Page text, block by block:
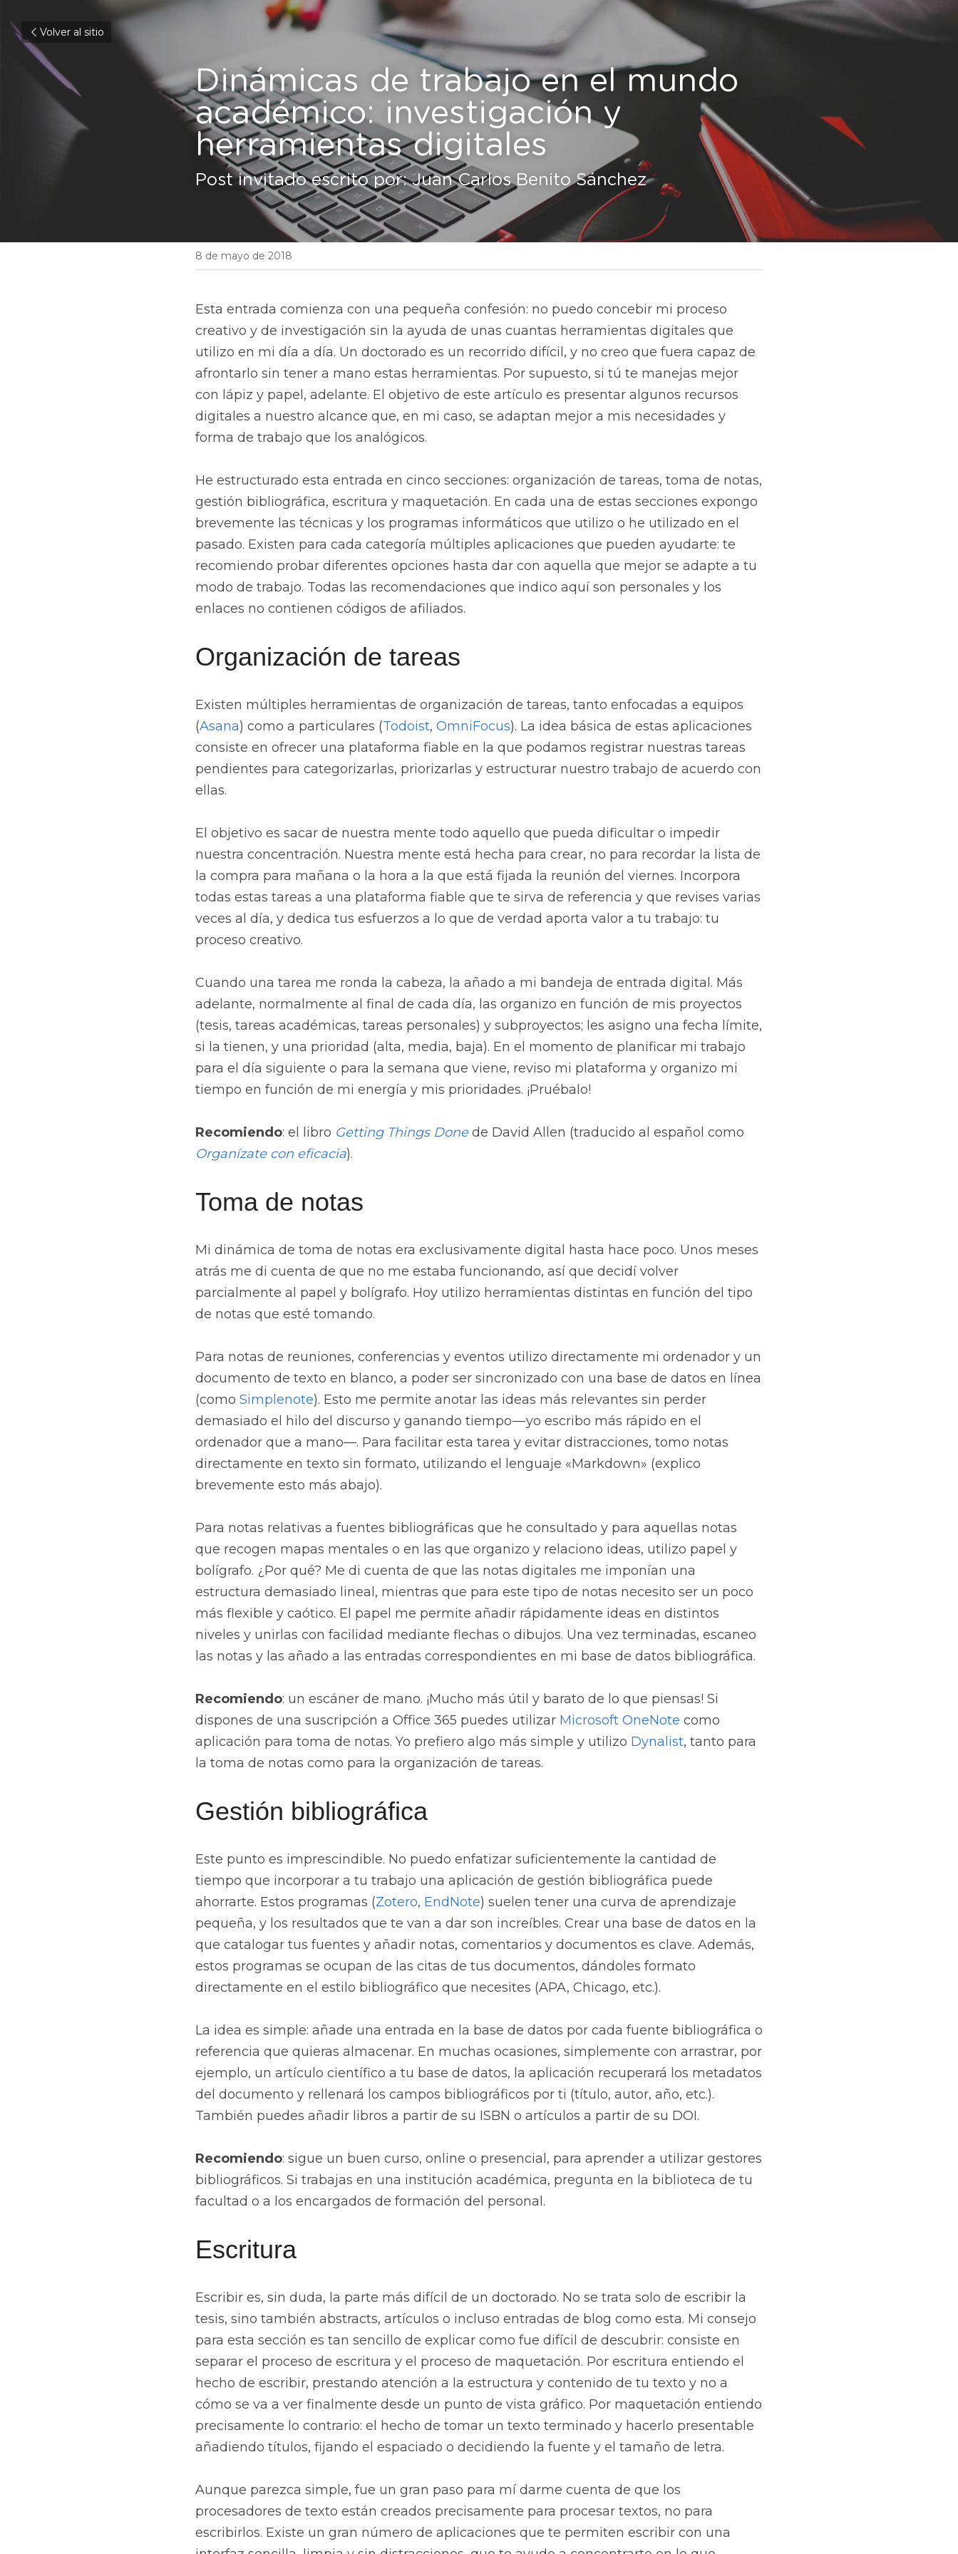
Volver al sitio
Dinámicas de trabajo en el mundo
académico: investigación y
herramientas digitales
Post invitado escrito por: Juan Carlos Benito Sánchez
8 de mayo de 2018
Esta entrada comienza con una pequeña confesión: no puedo concebir mi proceso
creativo y de investigación sin la ayuda de unas cuantas herramientas digitales que
utilizo en mi día a día. Un doctorado es un recorrido difícil, y no creo que fuera capaz de
afrontarlo sin tener a mano estas herramientas. Por supuesto, si tú te manejas mejor
con lápiz y papel, adelante. El objetivo de este artículo es presentar algunos recursos
digitales a nuestro alcance que, en mi caso, se adaptan mejor a mis necesidades y
forma de trabajo que los analógicos.
He estructurado esta entrada en cinco secciones: organización de tareas, toma de notas,
gestión bibliográfica, escritura y maquetación. En cada una de estas secciones expongo
brevemente las técnicas y los programas informáticos que utilizo o he utilizado en el
pasado. Existen para cada categoría múltiples aplicaciones que pueden ayudarte: te
recomiendo probar diferentes opciones hasta dar con aquella que mejor se adapte a tu
modo de trabajo. Todas las recomendaciones que indico aquí son personales y los
enlaces no contienen códigos de afiliados.
Organización de tareas
Existen múltiples herramientas de organización de tareas, tanto enfocadas a equipos
(Asana) como a particulares (Todoist, OmniFocus). La idea básica de estas aplicaciones
consiste en ofrecer una plataforma fiable en la que podamos registrar nuestras tareas
pendientes para categorizarlas, priorizarlas y estructurar nuestro trabajo de acuerdo con
ellas.
El objetivo es sacar de nuestra mente todo aquello que pueda dificultar o impedir
nuestra concentración. Nuestra mente está hecha para crear, no para recordar la lista de
la compra para mañana o la hora a la que está fijada la reunión del viernes. Incorpora
todas estas tareas a una plataforma fiable que te sirva de referencia y que revises varias
veces al día, y dedica tus esfuerzos a lo que de verdad aporta valor a tu trabajo: tu
proceso creativo.
Cuando una tarea me ronda la cabeza, la añado a mi bandeja de entrada digital. Más
adelante, normalmente al final de cada día, las organizo en función de mis proyectos
(tesis, tareas académicas, tareas personales) y subproyectos; les asigno una fecha límite,
si la tienen, y una prioridad (alta, media, baja). En el momento de planificar mi trabajo
para el día siguiente o para la semana que viene, reviso mi plataforma y organizo mi
tiempo en función de mi energía y mis prioridades. ¡Pruébalo!
Recomiendo: el libro Getting Things Done
Organízate con eficacia).
Toma de notas
Mi dinámica de toma de notas era exclusivamente digital hasta hace poco. Unos meses
atrás me di cuenta de que no me estaba funcionando, así que decidí volver
parcialmente al papel y bolígrafo. Hoy utilizo herramientas distintas en función del tipo
de notas que esté tomando.
Para notas de reuniones, conferencias y eventos utilizo directamente mi ordenador y un
documento de texto en blanco, a poder ser sincronizado con una base de datos en línea
(como Simplenote). Esto me permite anotar las ideas más relevantes sin perder
demasiado el hilo del discurso y ganando tiempo — yo escribo más rápido en el
ordenador que a mano—. Para facilitar esta tarea y evitar distracciones, tomo notas
directamente en texto sin formato, utilizando el lenguaje «Markdown» (explico
brevemente esto más abajo).
Para notas relativas a fuentes bibliográficas que he consultado y para aquellas notas
que recogen mapas mentales o en las que organizo y relaciono ideas, utilizo papel y
bolígrafo. ¿Por qué? Me di cuenta de que las notas digitales me imponían una
estructura demasiado lineal, mientras que para este tipo de notas necesito ser un poco
más flexible y caótico. El papel me permite añadir rápidamente ideas en distintos
niveles y unirlas con facilidad mediante flechas o dibujos. Una vez terminadas, escaneo
las notas y las añado a las entradas correspondientes en mi base de datos bibliográfica.
Recomiendo: un escáner de mano. ¡Mucho más útil y barato de lo que piensas! Si
dispones de una suscripción a Office 365 puedes utilizar Microsoft OneNote como
aplicación para toma de notas. Yo prefiero algo más simple y utilizo Dynalist, tanto para
la toma de notas como para la organización de tareas.
Gestión bibliográfica
Este punto es imprescindible. No puedo enfatizar suficientemente la cantidad de
tiempo que incorporar a tu trabajo una aplicación de gestión bibliográfica puede
ahorrarte. Estos programas (Zotero, EndNote) suelen tener una curva de aprendizaje
pequeña, y los resultados que te van a dar son increíbles. Crear una base de datos en la
que catalogar tus fuentes y añadir notas, comentarios y documentos es clave. Además,
estos programas se ocupan de las citas de tus documentos, dándoles formato
directamente en el estilo bibliográfico que necesites (APA, Chicago, etc.).
La idea es simple: añade una entrada en la base de datos por cada fuente bibliográfica o
referencia que quieras almacenar. En muchas ocasiones, simplemente con arrastrar, por
ejemplo, un artículo científico a tu base de datos, la aplicación recuperará los metadatos
del documento y rellenará los campos bibliográficos por ti (título, autor, año, etc.).
También puedes añadir libros a partir de su ISBN o artículos a partir de su DOI.
Recomiendo: sigue un buen curso, online o presencial, para aprender a utilizar gestores
bibliográficos. Si trabajas en una institución académica, pregunta en la biblioteca de tu
facultad o a los encargados de formación del personal.
Escritura
Escribir es, sin duda, la parte más difícil de un doctorado. No se trata solo de escribir la
tesis, sino también abstracts, artículos o incluso entradas de blog como esta. Mi consejo
para esta sección es tan sencillo de explicar como fue difícil de descubrir: consiste en
separar el proceso de escritura y el proceso de maquetación. Por escritura entiendo el
hecho de escribir, prestando atención a la estructura y contenido de tu texto y no a
cómo se va a ver finalmente desde un punto de vista gráfico. Por maquetación entiendo
precisamente lo contrario: el hecho de tomar un texto terminado y hacerlo presentable
añadiendo títulos, fijando el espaciado o decidiendo la fuente y el tamaño de letra.
Aunque parezca simple, fue un gran paso para mí darme cuenta de que los
procesadores de texto están creados precisamente para procesar textos, no para
escribirlos. Existe un gran número de aplicaciones que te permiten escribir con una